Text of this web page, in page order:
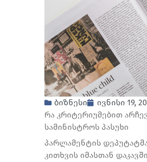
ბიზნესი
ივნისი 19,
რა კრიტერიუმებით
სამინისტროს პასუხი
პარლამენტის
კითხვის იმასთან